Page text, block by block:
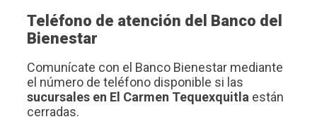
Teléfono de atención del Banco del
Bienestar
Comunícate con el Banco Bienestar mediante
el número de teléfono disponible si las
sucursales en El Carmen Tequexquitla están
cerradas.